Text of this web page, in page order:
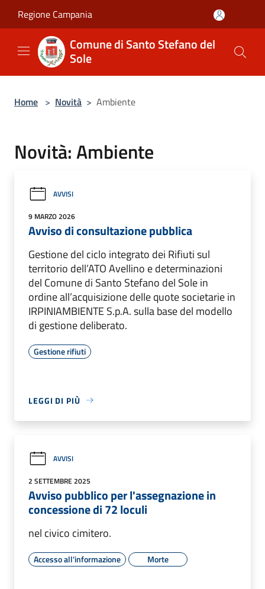
Regione Campania
Comune di Santo Stefano del
Sole
Home > Novità > Ambiente
Novità: Ambiente
AVVISI
9 MARZO 2026
Avviso di consultazione pubblica
Gestione del ciclo integrato dei Rifiuti sul
territorio dell’ATO Avellino e determinazioni
del Comune di Santo Stefano del Sole in
ordine all’acquisizione delle quote societarie in
IRPINIAMBIENTE S.p.A. sulla base del modello
di gestione deliberato.
Gestione rifiuti
LEGGI DI PIÙ
AVVISI
2 SETTEMBRE 2025
Avviso pubblico per l'assegnazione in
concessione di 72 loculi
nel civico cimitero.
Accesso all'informazione Morte